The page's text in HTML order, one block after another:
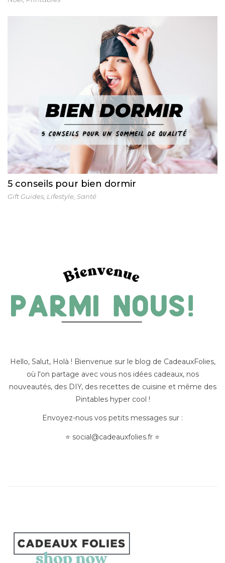
5 conseils pour bien dormir
Gift Guides Lifestyle Santé
Hello, Salut, Holà ! Bienvenue sur le blog de CadeauxFolies,
où l'on partage avec vous nos idées cadeaux, nos
nouveautés, des DIY, des recettes de cuisine et même des
Pintables hyper cool !
Envoyez-nous vos petits messages sur :
⭐ social@cadeauxfolies.fr ⭐